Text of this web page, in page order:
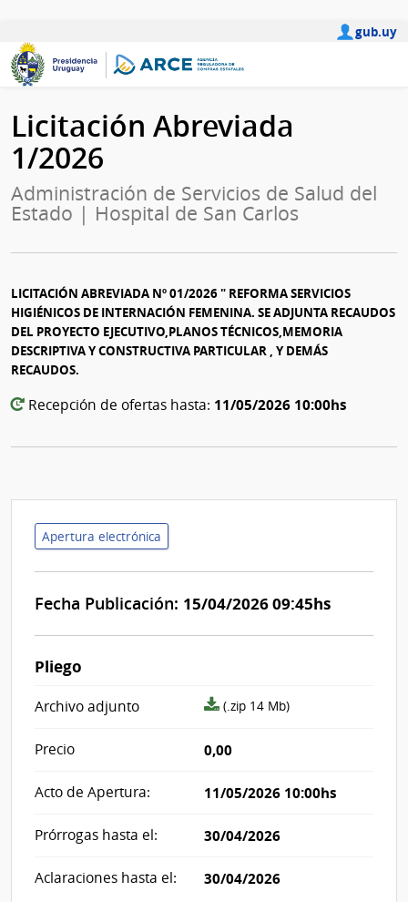
gub.uy
Licitación Abreviada
1/2026
Administración de Servicios de Salud del
Estado | Hospital de San Carlos
LICITACIÓN ABREVIADA Nº 01/2026 " REFORMA SERVICIOS
HIGIÉNICOS DE INTERNACIÓN FEMENINA. SE ADJUNTA RECAUDOS
DEL PROYECTO EJECUTIVO,PLANOS TÉCNICOS,MEMORIA
DESCRIPTIVA Y CONSTRUCTIVA PARTICULAR , Y DEMÁS
RECAUDOS.
Recepción de ofertas hasta: 11/05/2026 10:00hs
Apertura electrónica
Fecha Publicación: 15/04/2026 09:45hs
Pliego
Archivo adjunto
archivo
(.zip 14 Mb)
Precio 0,00
Acto de Apertura: 11/05/2026 10:00hs
Prórrogas hasta el: 30/04/2026
Aclaraciones hasta el: 30/04/2026